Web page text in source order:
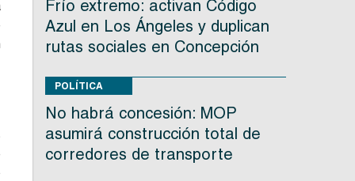
Frío extremo: activan Código
Azul en Los Ángeles y duplican
rutas sociales en Concepción
POLÍTICA
No habrá concesión: MOP
asumirá construcción total de
corredores de transporte